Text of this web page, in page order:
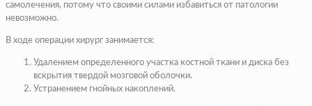
самолечения, потому что своими силами избавиться от патологии
невозможно.
В ходе операции хирург занимается:
Удалением определенного участка костной ткани и диска без
вскрытия твердой мозговой оболочки.
Устранением гнойных накоплений.